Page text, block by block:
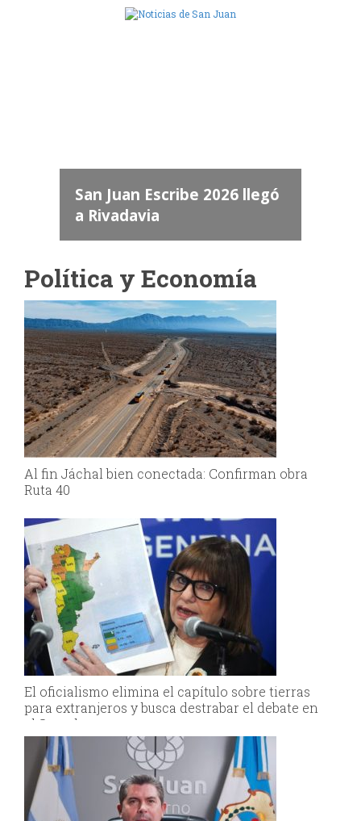
San Juan Escribe 2026 llegó
a Rivadavia
Política y Economía
Al fin Jáchal bien conectada: Confirman obra
Ruta 40
El oficialismo elimina el capítulo sobre tierras
para extranjeros y busca destrabar el debate en
el Senado